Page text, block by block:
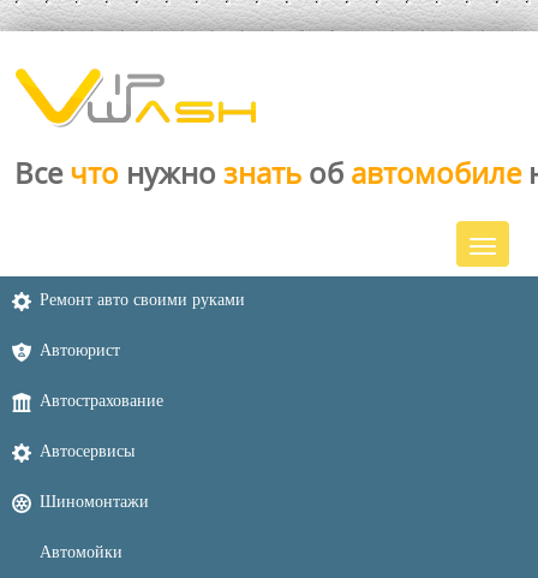
Все что нужно знать об автомобиле
Ремонт авто своими руками
Автоюрист
Автострахование
Автосервисы
Шиномонтажи
Автомойки